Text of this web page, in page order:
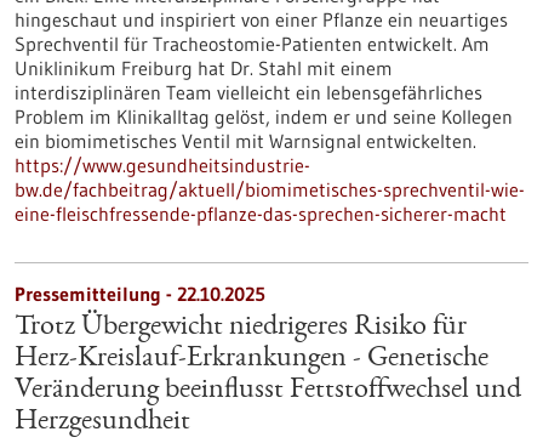
hingeschaut und inspiriert von einer Pflanze ein neuartiges
Sprechventil für Tracheostomie-Patienten entwickelt. Am
Uniklinikum Freiburg hat Dr. Stahl mit einem
interdisziplinären Team vielleicht ein lebensgefährliches
Problem im Klinikalltag gelöst, indem er und seine Kollegen
ein biomimetisches Ventil mit Warnsignal entwickelten.
https://www.gesundheitsindustrie-
bw.de/fachbeitrag/aktuell/biomimetisches-sprechventil-wie-
eine-fleischfressende-pflanze-das-sprechen-sicherer-macht
Pressemitteilung - 22.10.2025
Trotz Übergewicht niedrigeres Risiko für
Herz-Kreislauf-Erkrankungen - Genetische
Veränderung beeinflusst Fettstoffwechsel und
Herzgesundheit